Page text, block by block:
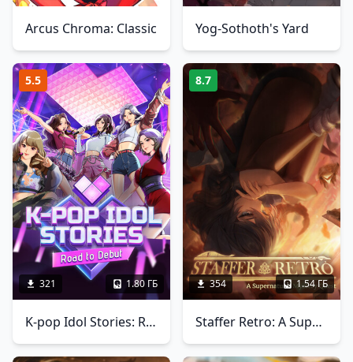
Arcus Chroma: Classic Yog-Sothoth's Yard
5.5
321 1.80 ГБ
K-pop Idol Stories: Road to Debut
8.7
354 1.54 ГБ
Staffer Retro: A Supernatural Mystery Quest